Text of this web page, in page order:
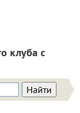
клуба с